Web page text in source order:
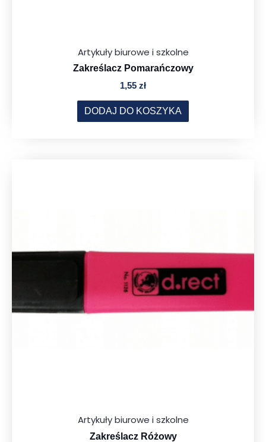
Artykuły biurowe i szkolne
Zakreślacz Pomarańczowy
1,55 zł
DODAJ DO KOSZYKA
Artykuły biurowe i szkolne
Zakreślacz Różowy